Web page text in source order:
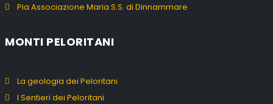
Pia Associazione Maria S.S. di Dinnammare
MONTI PELORITANI
La geologia dei Peloritani
I Sentieri dei Peloritani